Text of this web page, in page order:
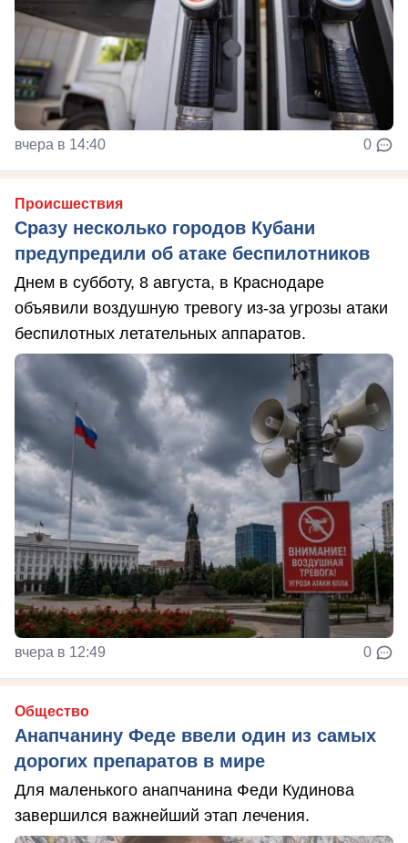
вчера в 14:40 0
Происшествия
Сразу несколько городов Кубани
предупредили об атаке беспилотников
Днем в субботу, 8 августа, в Краснодаре
объявили воздушную тревогу из-за угрозы атаки
беспилотных летательных аппаратов.
вчера в 12:49 0
Общество
Анапчанину Феде ввели один из самых
дорогих препаратов в мире
Для маленького анапчанина Феди Кудинова
завершился важнейший этап лечения.